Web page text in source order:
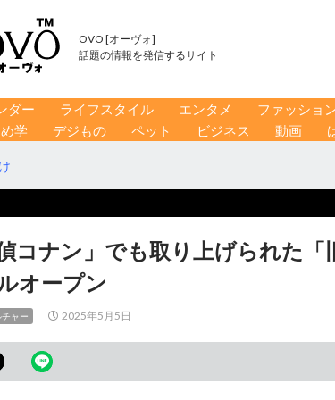
OVO [オーヴォ]
話題の情報を発信するサイト
ダー ライフスタイル エンタメ ファッショ
学 デジもの ペット ビジネス 動画
偵コナン」でも取り上げられた
オープン
チャー 2025年5月5日